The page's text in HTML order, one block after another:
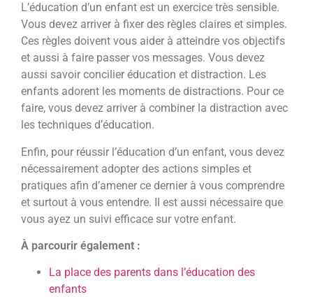
L’éducation d’un enfant est un exercice très sensible.
Vous devez arriver à fixer des règles claires et simples.
Ces règles doivent vous aider à atteindre vos objectifs
et aussi à faire passer vos messages. Vous devez
aussi savoir concilier éducation et distraction. Les
enfants adorent les moments de distractions. Pour ce
faire, vous devez arriver à combiner la distraction avec
les techniques d’éducation.
Enfin, pour réussir l’éducation d’un enfant, vous devez
nécessairement adopter des actions simples et
pratiques afin d’amener ce dernier à vous comprendre
et surtout à vous entendre. Il est aussi nécessaire que
vous ayez un suivi efficace sur votre enfant.
À parcourir également :
La place des parents dans l’éducation des
enfants